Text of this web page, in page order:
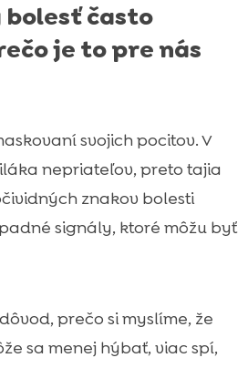
bolesť často
je to pre nás
svojich pocitov. V
nepriateľov, preto tajia
znakov bolesti
signály, ktoré môžu byť
prečo si myslíme, že
sa menej hýbať, viac spí,